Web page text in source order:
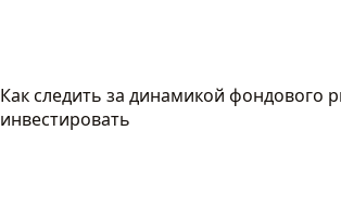
Как следить за динамикой фондового
инвестировать